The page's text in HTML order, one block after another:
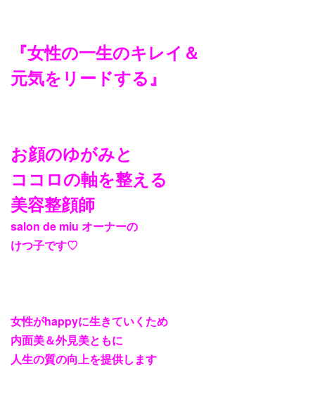
『女性の一生のキレイ＆
元気をリードする』
お顔のゆがみと
ココロの軸を整える
美容整顔師
salon de miu オーナーの
けつ子です♡
女性がhappyに生きていくため
内面美＆外見美ともに
人生の質の向上を提供します